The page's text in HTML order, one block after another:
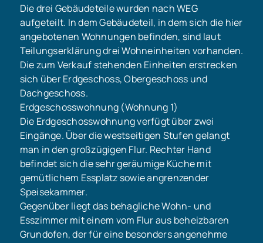
Die drei Gebäudeteile wurden nach WEG
aufgeteilt. In dem Gebäudeteil, in dem sich die hier
angebotenen Wohnungen befinden, sind laut
Teilungserklärung drei Wohneinheiten vorhanden.
Die zum Verkauf stehenden Einheiten erstrecken
sich über Erdgeschoss, Obergeschoss und
Dachgeschoss.
Erdgeschosswohnung (Wohnung 1)
Die Erdgeschosswohnung verfügt über zwei
Eingänge. Über die westseitigen Stufen gelangt
man in den großzügigen Flur. Rechter Hand
befindet sich die sehr geräumige Küche mit
gemütlichem Essplatz sowie angrenzender
Speisekammer.
Gegenüber liegt das behagliche Wohn- und
Esszimmer mit einem vom Flur aus beheizbaren
Grundofen, der für eine besonders angenehme